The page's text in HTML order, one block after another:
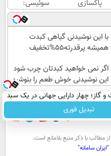
آغاز
کنید!
پاکسازی
به این
نوشیدنی
گیاهی
نیاز داره
سوئیسی:
جدیدترین
فناوری
اروپا،
سبک و
پرداخت
قسطی
با این نوشیدنی گیاهی کبدت
همیشه پرقدرته55%تخفیف
اگر نمی خواهید کبدتان چرب شود
این نوشیدنی خوش طعم را بنوشید
گاز؛ چهار دارایی جهانی در یک سبد
تبدیل فوری
تماس با ما
سواد زندگی
با ذكر منبع بلامانع است.
"ایران سامانه"